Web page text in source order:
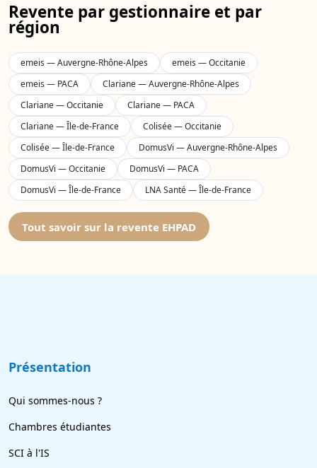
Revente par gestionnaire et par
région
emeis — Auvergne-Rhône-Alpes
emeis — Occitanie
emeis — PACA
Clariane — Auvergne-Rhône-Alpes
Clariane — Occitanie
Clariane — PACA
Clariane — Île-de-France
Colisée — Occitanie
Colisée — Île-de-France
DomusVi — Auvergne-Rhône-Alpes
DomusVi — Occitanie
DomusVi — PACA
DomusVi — Île-de-France
LNA Santé — Île-de-France
Tout savoir sur la revente EHPAD
Présentation
Qui sommes-nous ?
Chambres étudiantes
SCI à l'IS